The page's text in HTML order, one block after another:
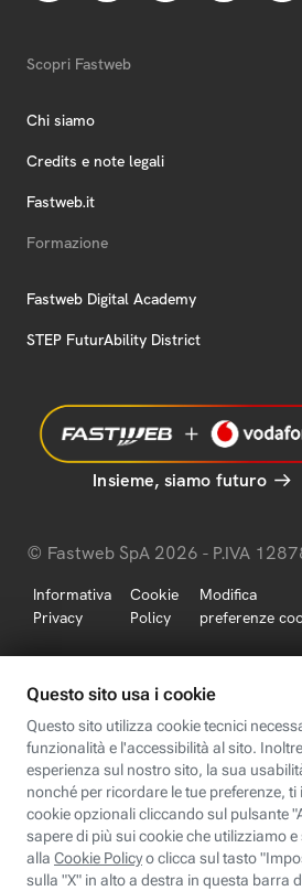
Scopri Fastweb
Chi siamo
Credits e note legali
Fastweb.it
Formazione
Fastweb Digital Academy
STEP FuturAbility District
Insieme, siamo futuro
© Fastweb SpA 2026 - P.IVA
Informativa
Privacy
Cookie
Policy
Modifica
preferenze